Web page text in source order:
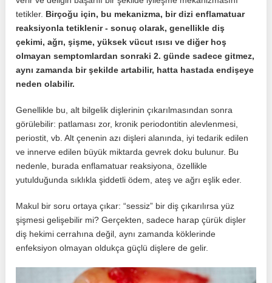
tetikler. Birçoğu için, bu mekanizma, bir dizi enflamatuar
reaksiyonla tetiklenir - sonuç olarak, genellikle diş
çekimi, ağrı, şişme, yüksek vücut ısısı ve diğer hoş
olmayan semptomlardan sonraki 2. günde sadece gitmez,
aynı zamanda bir şekilde artabilir, hatta hastada endişeye
neden olabilir.
Genellikle bu, alt bilgelik dişlerinin çıkarılmasından sonra
görülebilir: patlaması zor, kronik periodontitin alevlenmesi,
periostit, vb. Alt çenenin azı dişleri alanında, iyi tedarik edilen
ve innerve edilen büyük miktarda gevrek doku bulunur. Bu
nedenle, burada enflamatuar reaksiyona, özellikle
yutulduğunda sıklıkla şiddetli ödem, ateş ve ağrı eşlik eder.
Makul bir soru ortaya çıkar: “sessiz” bir diş çıkarılırsa yüz
şişmesi gelişebilir mi? Gerçekten, sadece harap çürük dişler
diş hekimi cerrahına değil, aynı zamanda köklerinde
enfeksiyon olmayan oldukça güçlü dişlere de gelir.